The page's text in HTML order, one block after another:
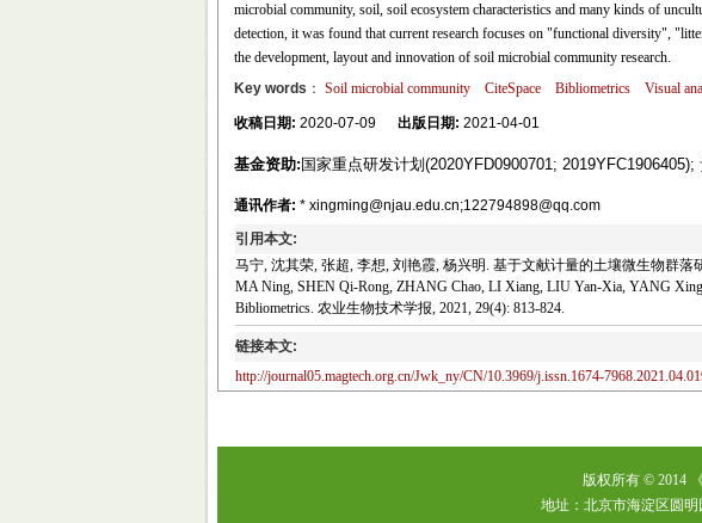
microbial community, soil, soil ecosystem characteristics and many kinds of
detection, it was found that current research focuses on "functional diversity",
the development, layout and innovation of soil microbial community research.
Key words ： Soil microbial community CiteSpace Bibliometrics Visual
收稿日期: 2020-07-09 出版日期: 2021-04-01
基金资助: 国家重点研发计划(2020YFD0900701;
通讯作者: * xingming@njau.edu.cn;122794898@qq.com
引用本文:
马宁, 沈其荣, 张超, 李想, 刘艳霞, 杨兴明. 基于文献计量的土壤微生物群落
MA Ning, SHEN Qi-Rong, ZHANG Chao, LI Xiang, LIU Yan-Xia, YANG
Bibliometrics. 农业生物技术学报, 2021, 29(4): 813-824.
链接本文:
http://journal05.magtech.org.cn/Jwk_ny/CN/10.3969/j.issn.1674-
版权所有 © 2014
地址：北京市海淀区圆